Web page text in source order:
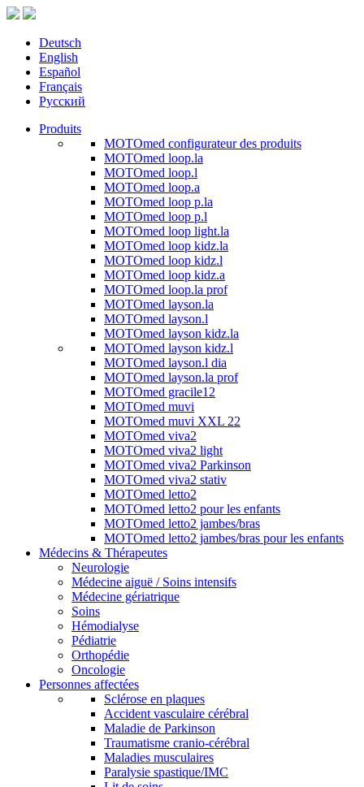
Deutsch
English
Español
Français
Русский
Produits
MOTOmed configurateur des produits
MOTOmed loop.la
MOTOmed loop.l
MOTOmed loop.a
MOTOmed loop p.la
MOTOmed loop p.l
MOTOmed loop light.la
MOTOmed loop kidz.la
MOTOmed loop kidz.l
MOTOmed loop kidz.a
MOTOmed loop.la prof
MOTOmed layson.la
MOTOmed layson.l
MOTOmed layson kidz.la
MOTOmed layson kidz.l
MOTOmed layson.l dia
MOTOmed layson.la prof
MOTOmed gracile12
MOTOmed muvi
MOTOmed muvi XXL 22
MOTOmed viva2
MOTOmed viva2 light
MOTOmed viva2 Parkinson
MOTOmed viva2 stativ
MOTOmed letto2
MOTOmed letto2 pour les enfants
MOTOmed letto2 jambes/bras
MOTOmed letto2 jambes/bras pour les enfants
Médecins & Thérapeutes
Neurologie
Médecine aiguë / Soins intensifs
Médecine gériatrique
Soins
Hémodialyse
Pédiatrie
Orthopédie
Oncologie
Personnes affectées
Sclérose en plaques
Accident vasculaire cérébral
Maladie de Parkinson
Traumatisme cranio-cérébral
Maladies musculaires
Paralysie spastique/IMC